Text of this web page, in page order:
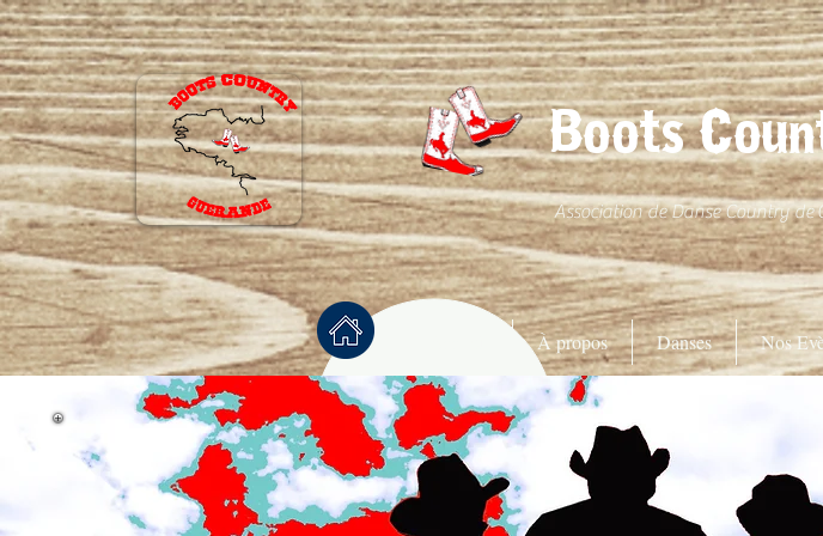
Boots
Association de Danse Country de
À propos Danses Nos